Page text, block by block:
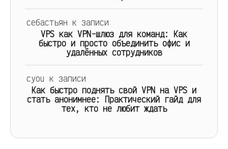
себастьян к записи
VPS как VPN-шлюз для команд: Как
быстро и просто объединить офис и
удалённых сотрудников
cyou к записи
Как быстро поднять свой VPN на VPS и
стать анонимнее: Практический гайд для
тех, кто не любит ждать